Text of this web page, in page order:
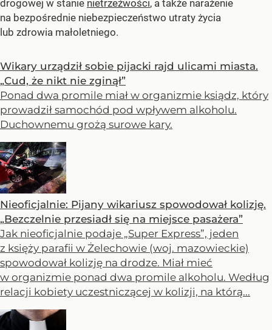
drogowej w stanie nietrzeźwości, a także narażenie
na bezpośrednie niebezpieczeństwo utraty życia
lub zdrowia małoletniego.
Wikary urządził sobie pijacki rajd ulicami miasta.
„Cud, że nikt nie zginął”
Ponad dwa promile miał w organizmie ksiądz, który
prowadził samochód pod wpływem alkoholu.
Duchownemu grożą surowe kary.
Nieoficjalnie: Pijany wikariusz spowodował kolizję.
„Bezczelnie przesiadł się na miejsce pasażera”
Jak nieoficjalnie podaje „Super Express”, jeden
z księży parafii w Żelechowie (woj. mazowieckie)
spowodował kolizję na drodze. Miał mieć
w organizmie ponad dwa promile alkoholu. Według
relacji kobiety uczestniczącej w kolizji, na którą...